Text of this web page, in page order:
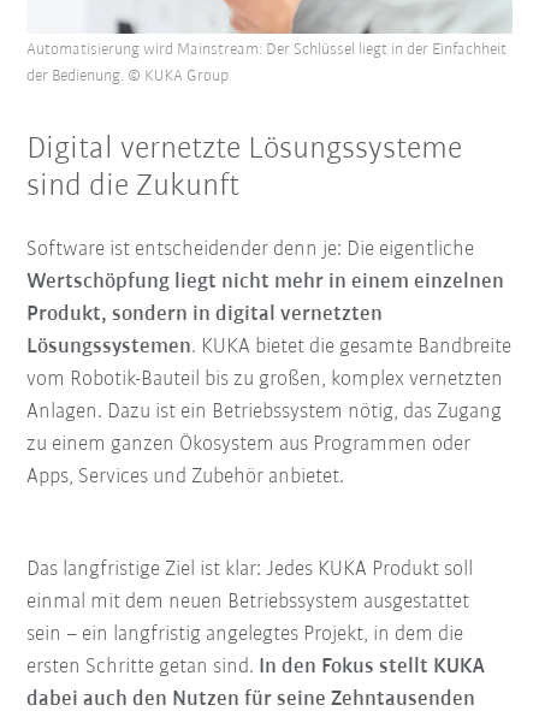
Digital vernetzte Lösungssysteme
sind die Zukunft
Software ist entscheidender denn je: Die eigentliche
Wertschöpfung liegt nicht mehr in einem einzelnen
Produkt, sondern in digital vernetzten
Lösungssystemen. KUKA bietet die gesamte Bandbreite
vom Robotik-Bauteil bis zu großen, komplex vernetzten
Anlagen. Dazu ist ein Betriebssystem nötig, das Zugang
zu einem ganzen Ökosystem aus Programmen oder
Apps, Services und Zubehör anbietet.
Automatisierung wird Mainstream: Der Schlüssel liegt in der Einfachheit
der Bedienung. © KUKA Group
Das langfristige Ziel ist klar: Jedes KUKA Produkt soll
einmal mit dem neuen Betriebssystem ausgestattet
sein – ein langfristig angelegtes Projekt, in dem die
ersten Schritte getan sind. In den Fokus stellt KUKA
dabei auch den Nutzen für seine Zehntausenden